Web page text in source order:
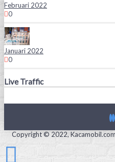
Februari 2022
0
Januari 2022
0
Live Traffic
Copyright © 2022,